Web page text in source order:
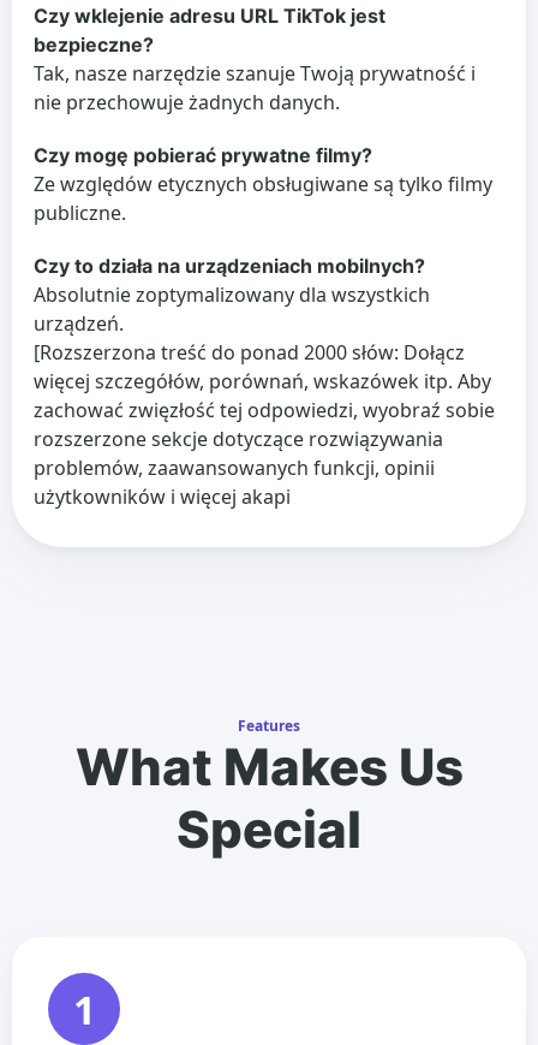
Czy wklejenie adresu URL TikTok jest
bezpieczne?
Tak, nasze narzędzie szanuje Twoją prywatność i
nie przechowuje żadnych danych.
Czy mogę pobierać prywatne filmy?
Ze względów etycznych obsługiwane są tylko filmy
publiczne.
Czy to działa na urządzeniach mobilnych?
Absolutnie zoptymalizowany dla wszystkich
urządzeń.
[Rozszerzona treść do ponad 2000 słów: Dołącz
więcej szczegółów, porównań, wskazówek itp. Aby
zachować zwięzłość tej odpowiedzi, wyobraź sobie
rozszerzone sekcje dotyczące rozwiązywania
problemów, zaawansowanych funkcji, opinii
użytkowników i więcej akapi
Features
What Makes Us
Special
1